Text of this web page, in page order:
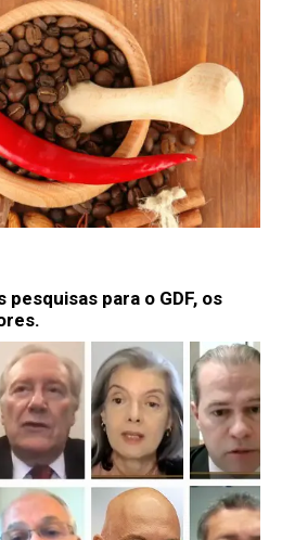
para o GDF, os